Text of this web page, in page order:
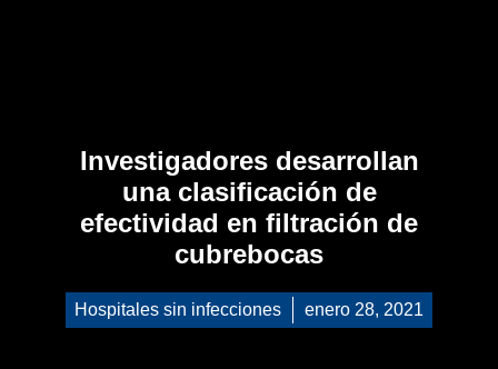
Investigadores desarrollan
una clasificación de
efectividad en filtración de
cubrebocas
Hospitales sin infecciones enero 28, 2021